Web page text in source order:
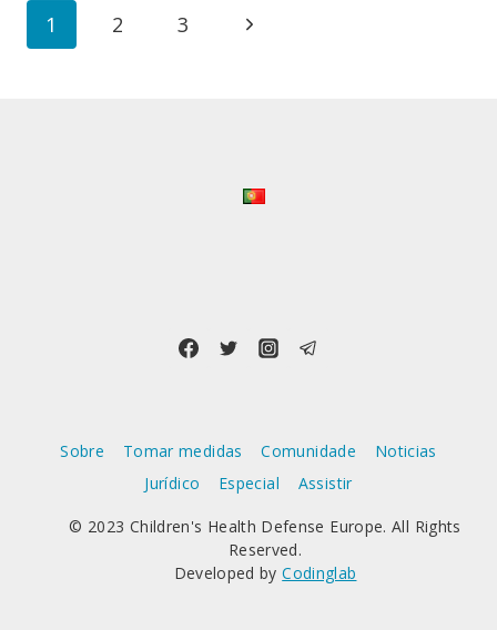
REORIENTADA
MRNA
TALVEZ
TODAS
OUTRAS
DOENÇAS
Page
1 2 3
Next
Sobre Tomar medidas Comunidade
Noticias
Jurídico
Especial Assistir
© 2023 Children's Health Defense Europe. All Rights
Reserved.
Developed byCodinglab